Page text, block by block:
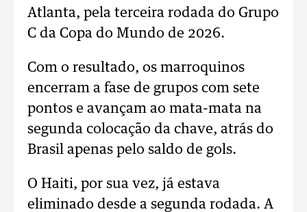
Atlanta, pela terceira rodada do Grupo
C da Copa do Mundo de 2026.
Com o resultado, os marroquinos
encerram a fase de grupos com sete
pontos e avançam ao mata-mata na
segunda colocação da chave, atrás do
Brasil apenas pelo saldo de gols.
O Haiti, por sua vez, já estava
eliminado desde a segunda rodada. A